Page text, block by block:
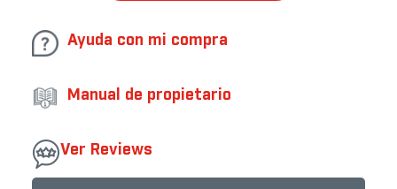
cantidadAyuda con mi compra
Manual de propietario
Ver Reviews